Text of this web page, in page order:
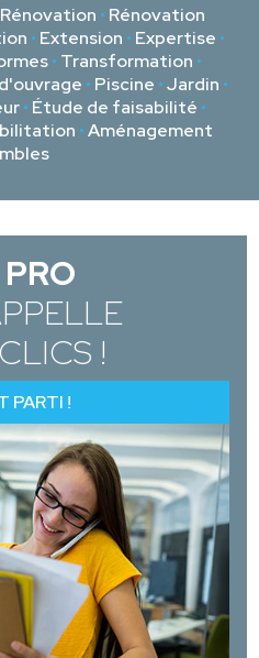
Rénovation • Rénovation
• Extension • Expertise •
• Transformation •
• Piscine •Jardin •
• Étude de faisabilité •
•Aménagement
PRO
!
PARTI !